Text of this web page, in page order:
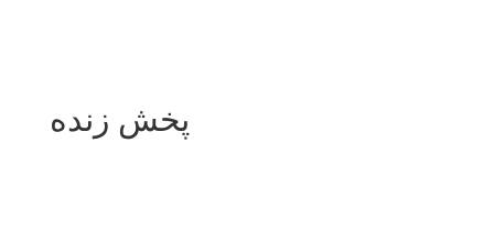
پخش زنده